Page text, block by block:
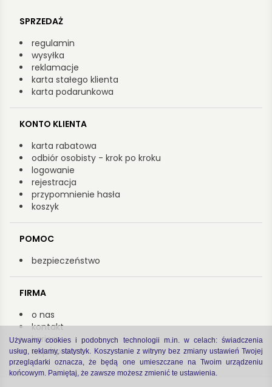
Używamy cookies i podobnych technologii m.in. w celach: świadczenia
usług, reklamy, statystyk. Koszystanie z witryny bez zmiany ustawień Twojej
przeglądarki oznacza, że będą one umieszczane na Twoim urządzeniu
końcowym. Pamiętaj, że zawsze możesz zmienić te ustawienia.
SPRZEDAŻ
regulamin
wysyłka
reklamacje
karta stałego klienta
karta podarunkowa
KONTO KLIENTA
karta rabatowa
odbiór osobisty - krok po kroku
logowanie
rejestracja
przypomnienie hasła
koszyk
POMOC
bezpieczeństwo
FIRMA
o nas
kontakt
kariera
współpraca